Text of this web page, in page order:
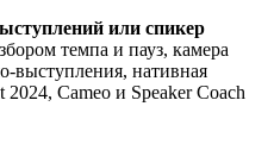
или спикер
темпа и пауз, камера
выступления, нативная
Cameo и Speaker Coach